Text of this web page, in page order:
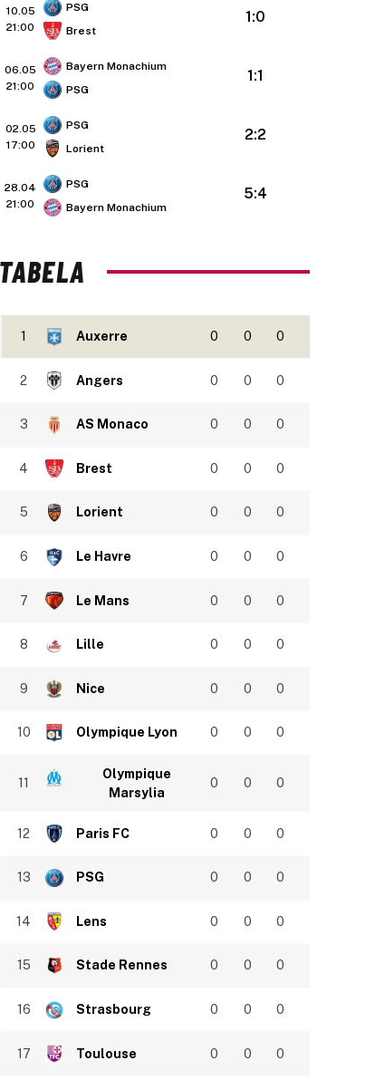
10.05
21:00
PSG
Brest
1:0
06.05
21:00
Bayern Monachium
PSG
1:1
02.05
17:00
PSG
Lorient
2:2
28.04
21:00
PSG
Bayern Monachium
5:4
TABELA
1 Auxerre 0 0 0
2 Angers 0 0 0
3 AS Monaco 0 0 0
4 Brest 0 0 0
5 Lorient 0 0 0
6 Le Havre 0 0 0
7 Le Mans 0 0 0
8 Lille 0 0 0
9 Nice 0 0 0
10 Olympique Lyon 0 0 0
11
Olympique
Marsylia
0 0 0
12 Paris FC 0 0 0
13 PSG 0 0 0
14 Lens 0 0 0
15 Stade Rennes 0 0 0
16 Strasbourg 0 0 0
17 Toulouse 0 0 0